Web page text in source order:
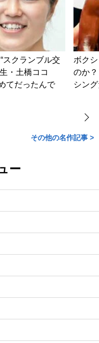
クランブル交
・土橋ココ
てだったんで
ボク
のか
シン
その他の名作記事 >
ー